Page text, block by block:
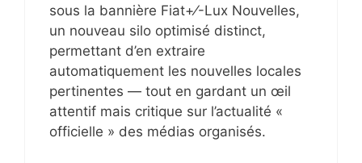
sous la bannière Fiat+⁄-Lux Nouvelles,
un nouveau silo optimisé distinct,
permettant d’en extraire
automatiquement les nouvelles locales
pertinentes — tout en gardant un œil
attentif mais critique sur l’actualité «
officielle » des médias organisés.